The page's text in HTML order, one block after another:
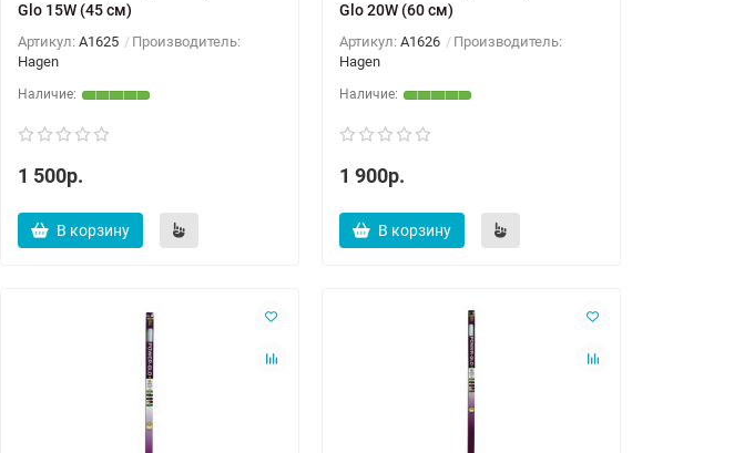
Glo 15W (45 см)
Артикул: A1625
Производитель:
Hagen
1 500р.
В корзину
Glo 20W (60 см)
Артикул: A1626
Производитель:
Hagen
1 900р.
В корзину